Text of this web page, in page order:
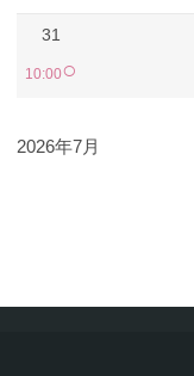
31
10:00○
2026年7月